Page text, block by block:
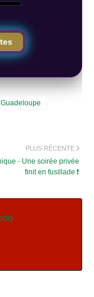
Guadeloupe
PLUS RÉCENTE
- Une soirée privée
finit en fusillade ❗